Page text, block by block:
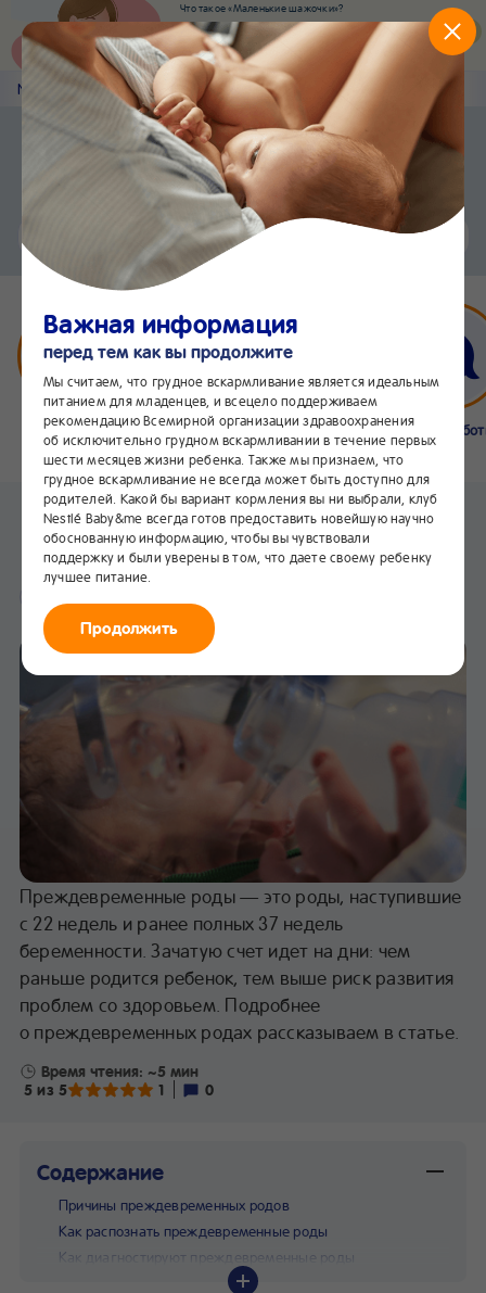
Что такое «Маленькие шажочки»?
Наш новый суперсервис для отслеживания
развития вашего малыша
Попробовать сейчас
Nestlé Baby &me Статьи
Приложение Nestlé Baby&me
Еще быстрее и удобнее
Установить
Чат24/7
Бейбимания Что нового
Интернет-
магазин
Линия
24/7
Преждевременные роды
В избранное
Преждевременные роды — это роды, наступившие
с 22 недель и ранее полных 37 недель
беременности. Зачатую счет идет на дни: чем
раньше родится ребенок, тем выше риск развития
проблем со здоровьем. Подробнее
о преждевременных родах рассказываем в статье.
Время чтения: ~5 мин
5 из 5
1 0
Содержание
Причины преждевременных родов
Как распознать преждевременные роды
Как диагностируют преждевременные роды
Чем грозят преждевременные роды ребенку
Важная информация
перед тем как вы продолжите
Мы считаем, что грудное вскармливание является идеальным
питанием для младенцев, и всецело поддерживаем
рекомендацию Всемирной организации здравоохранения
об исключительно грудном вскармливании в течение первых
шести месяцев жизни ребенка. Также мы признаем, что
грудное вскармливание не всегда может быть доступно для
родителей. Какой бы вариант кормления вы ни выбрали, клуб
Nestlé Baby&me всегда готов предоставить новейшую научно
обоснованную информацию, чтобы вы чувствовали
поддержку и были уверены в том, что даете своему ребенку
лучшее питание.
Продолжить